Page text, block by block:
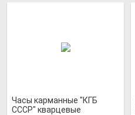
Часы карманные "КГБ
СССР" кварцевые